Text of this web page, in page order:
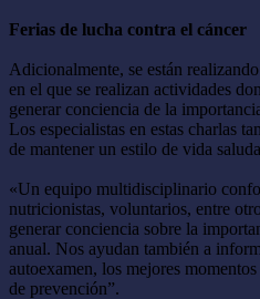
Ferias de lucha contra el cáncer
Adicionalmente, se están
en el que se realizan actividades
generar conciencia de la
Los especialistas en estas charlas
de mantener un estilo de vida
«Un equipo multidisciplinario
nutricionistas, voluntarios, entre
generar conciencia sobre la
anual. Nos ayudan también a
autoexamen, los mejores
de prevención”.